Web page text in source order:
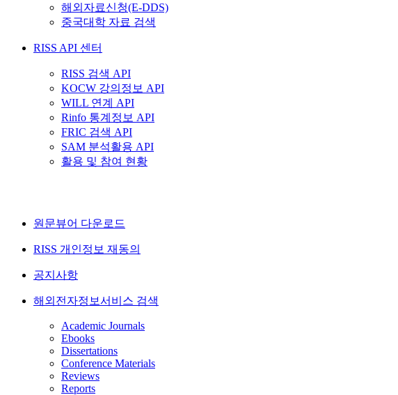
해외자료신청(E-DDS)
중국대학 자료 검색
RISS API 센터
RISS 검색 API
KOCW 강의정보 API
WILL 연계 API
Rinfo 통계정보 API
FRIC 검색 API
SAM 분석활용 API
활용 및 참여 현황
원문뷰어 다운로드
RISS 개인정보 재동의
공지사항
해외전자정보서비스 검색
Academic Journals
Ebooks
Dissertations
Conference Materials
Reviews
Reports